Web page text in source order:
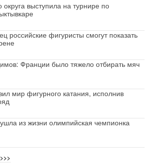
выступила на турнире по
российские фигуристы смогут показать
Франции было тяжело отбирать мяч
мир фигурного катания, исполнив
из жизни олимпийская чемпионка
>>>